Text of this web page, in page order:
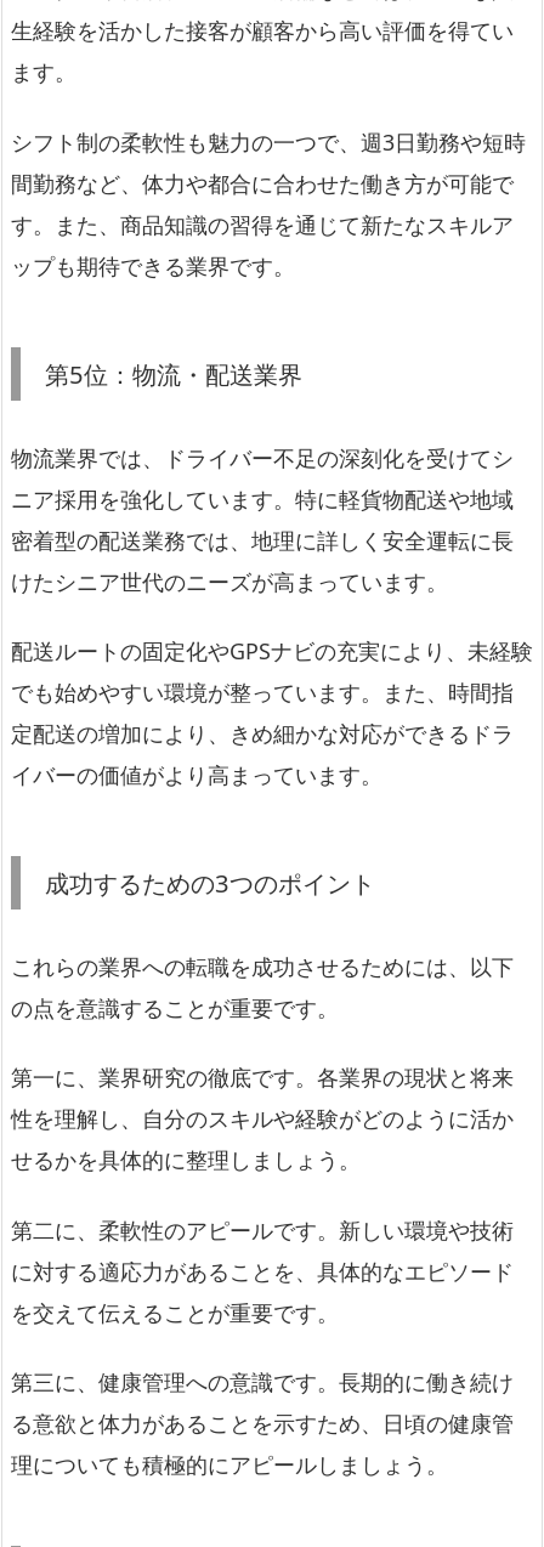
生経験を活かした接客が顧客から高い評価を得てい
ます。
シフト制の柔軟性も魅力の一つで、週3日勤務や短時
間勤務など、体力や都合に合わせた働き方が可能で
す。また、商品知識の習得を通じて新たなスキルア
ップも期待できる業界です。
第5位：物流・配送業界
物流業界では、ドライバー不足の深刻化を受けてシ
ニア採用を強化しています。特に軽貨物配送や地域
密着型の配送業務では、地理に詳しく安全運転に長
けたシニア世代のニーズが高まっています。
配送ルートの固定化やGPSナビの充実により、未経験
でも始めやすい環境が整っています。また、時間指
定配送の増加により、きめ細かな対応ができるドラ
イバーの価値がより高まっています。
成功するための3つのポイント
これらの業界への転職を成功させるためには、以下
の点を意識することが重要です。
第一に、業界研究の徹底です。各業界の現状と将来
性を理解し、自分のスキルや経験がどのように活か
せるかを具体的に整理しましょう。
第二に、柔軟性のアピールです。新しい環境や技術
に対する適応力があることを、具体的なエピソード
を交えて伝えることが重要です。
第三に、健康管理への意識です。長期的に働き続け
る意欲と体力があることを示すため、日頃の健康管
理についても積極的にアピールしましょう。